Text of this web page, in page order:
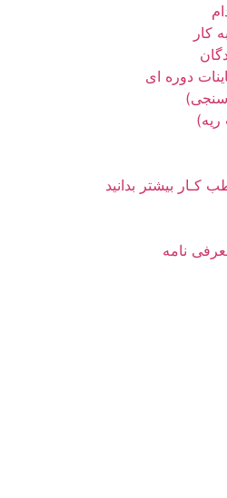
کار
دوره ای
سنجی)
کـار بیشتر بدانید
نامه